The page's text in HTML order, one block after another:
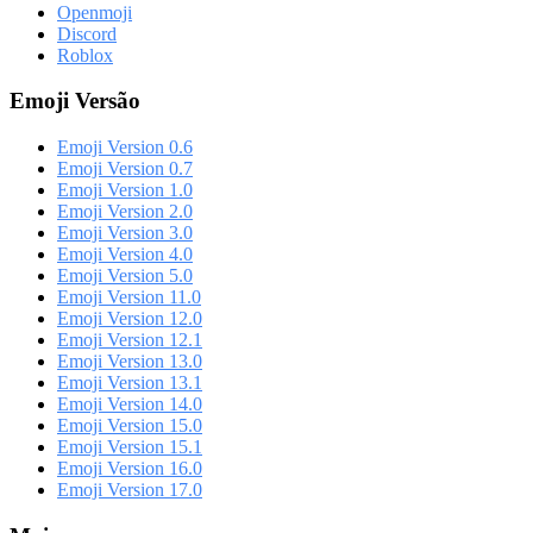
Openmoji
Discord
Roblox
Emoji Versão
Emoji Version 0.6
Emoji Version 0.7
Emoji Version 1.0
Emoji Version 2.0
Emoji Version 3.0
Emoji Version 4.0
Emoji Version 5.0
Emoji Version 11.0
Emoji Version 12.0
Emoji Version 12.1
Emoji Version 13.0
Emoji Version 13.1
Emoji Version 14.0
Emoji Version 15.0
Emoji Version 15.1
Emoji Version 16.0
Emoji Version 17.0